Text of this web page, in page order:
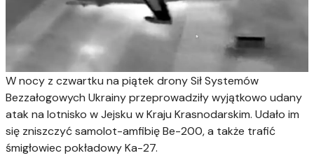
W nocy z czwartku na piątek drony Sił Systemów
Bezzałogowych Ukrainy przeprowadziły wyjątkowo udany
atak na lotnisko w Jejsku w Kraju Krasnodarskim. Udało im
się zniszczyć samolot-amfibię Be-200, a także trafić
śmigłowiec pokładowy Ka-27.